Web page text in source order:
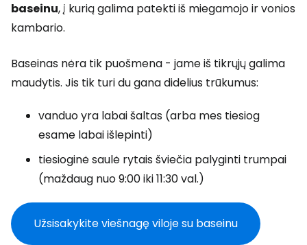
baseinu, į kurią galima patekti iš miegamojo ir vonios
kambario.
Baseinas nėra tik puošmena - jame iš tikrųjų galima
maudytis. Jis tik turi du gana didelius trūkumus:
vanduo yra labai šaltas (arba mes tiesiog
esame labai išlepinti)
tiesioginė saulė rytais šviečia palyginti trumpai
(maždaug nuo 9:00 iki 11:30 val.)
Užsisakykite viešnagę viloje su baseinu